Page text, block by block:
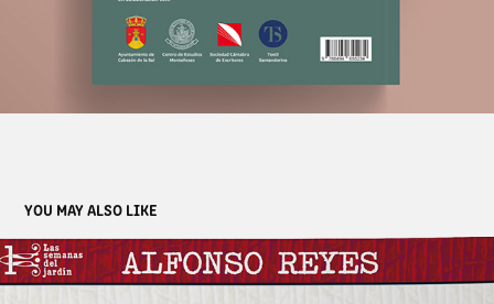
YOU MAY ALSO LIKE